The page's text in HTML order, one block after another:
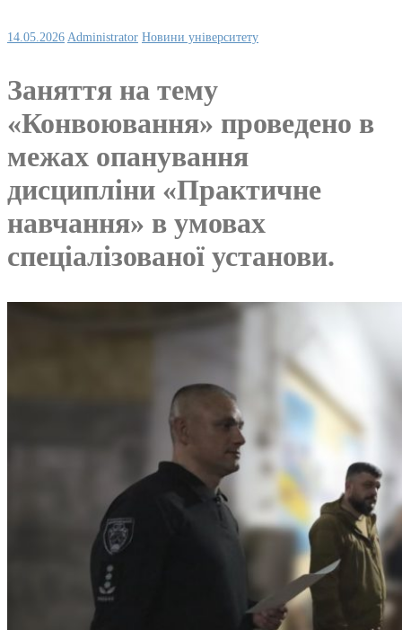
14.05.2026 Administrator Новини університету
Заняття на тему
«Конвоювання» проведено в
межах опанування
дисципліни «Практичне
навчання» в умовах
спеціалізованої установи.